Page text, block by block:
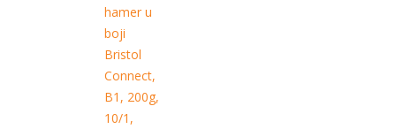
hamer u
boji
Bristol
Connect,
B1, 200g,
10/1,